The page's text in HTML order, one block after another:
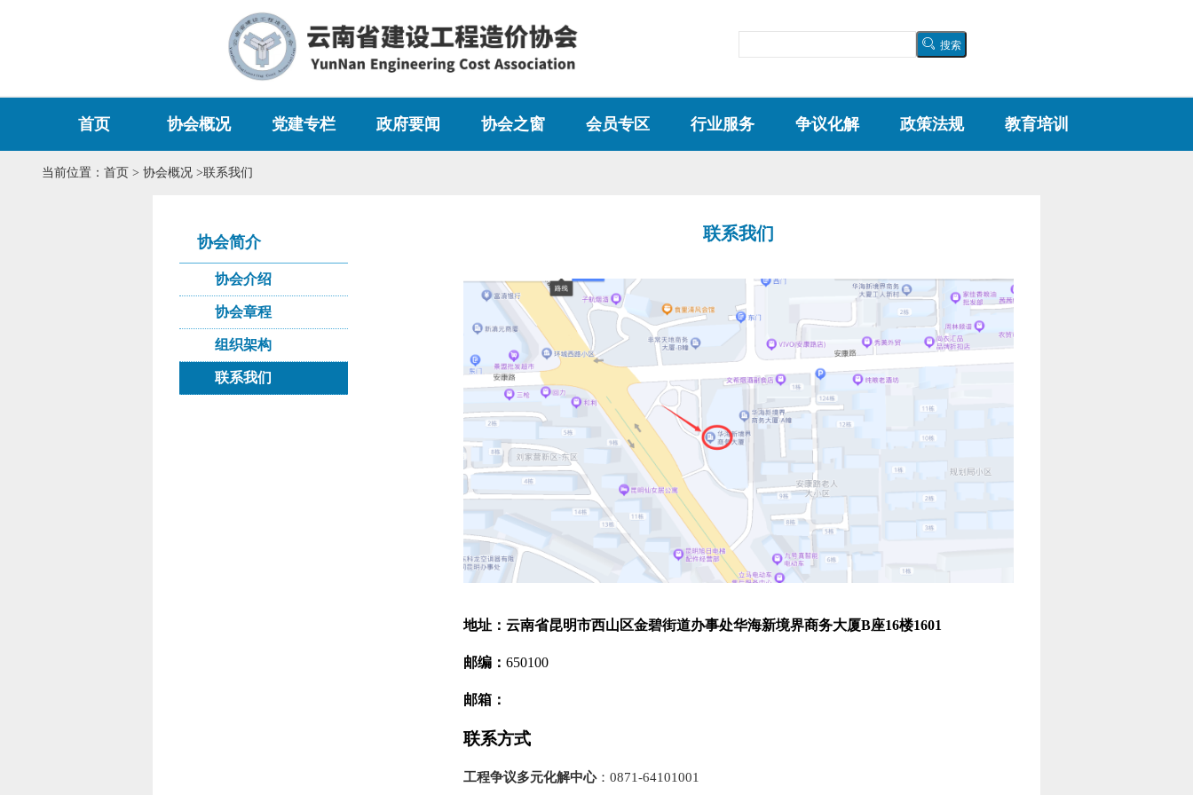
首页 协会概况
协会简介
协会章程
组织架构
联系我们
党建专栏 政府要闻 协会之窗
协会大事记
会员专区
会员活动
会员查询
人才推荐
行业服务
行业自律
争议化解
调解申请
政策法规
规范性文件
地方性政策文件
教育培训
当前位置： 首页 > 协会概况 >联系我们
协会简介
协会介绍
协会章程
组织架构
联系我们
联系我们
地址： 云南省昆明市西山区金碧街道办事处华海新境界商务大厦B座16楼1601
邮编： 650100
邮箱：
联系方式
工程争议多元化解中心：0871-64101001